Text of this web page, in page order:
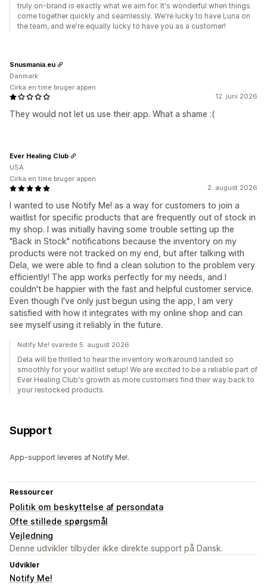
truly on-brand is exactly what we aim for. It's wonderful when things
come together quickly and seamlessly. We're lucky to have Luna on
the team, and we're equally lucky to have you as a customer!
12. juni 2026
They would not let us use their app. What a shame :(
Snusmania.eu
Danmark
Cirka en time bruger appen
2. august 2026
I wanted to use Notify Me! as a way for customers to join a
waitlist for specific products that are frequently out of stock in
my shop. I was initially having some trouble setting up the
"Back in Stock" notifications because the inventory on my
products were not tracked on my end, but after talking with
Dela, we were able to find a clean solution to the problem very
efficiently! The app works perfectly for my needs, and I
couldn't be happier with the fast and helpful customer service.
Even though I've only just begun using the app, I am very
satisfied with how it integrates with my online shop and can
see myself using it reliably in the future.
Ever Healing Club
USA
Cirka en time bruger appen
Notify Me! svarede 5. august 2026
Dela will be thrilled to hear the inventory workaround landed so
smoothly for your waitlist setup! We are excited to be a reliable part of
Ever Healing Club's growth as more customers find their way back to
your restocked products.
Support
App-support leveres af Notify Me!.
Ressourcer
Politik om beskyttelse af persondata
Ofte stillede spørgsmål
Vejledning
Denne udvikler tilbyder ikke direkte support på Dansk.
Udvikler
Notify Me!